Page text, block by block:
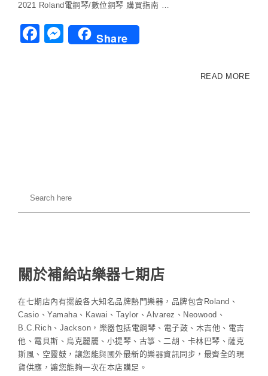
2021 Roland電鋼琴/數位鋼琴 購買指南 …
Facebook
Messenger
Share
READ MORE
關於補給站樂器七期店
在七期店內有擺設各大知名品牌熱門樂器，品牌包含Roland、
Casio、Yamaha、Kawai、Taylor、Alvarez、Neowood、
B.C.Rich、Jackson，樂器包括電鋼琴、電子鼓、木吉他、電吉
他、電貝斯、烏克麗麗、小提琴、古箏、二胡、卡林巴琴、薩克
斯風、空靈鼓，讓您能與國外最新的樂器資訊同步，最齊全的現
貨供應，讓您能夠一次在本店購足。